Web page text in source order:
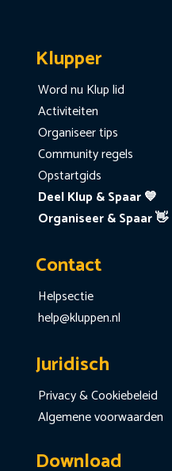
Klupper
Word nu Klup lid
Activiteiten
Organiseer tips
Community regels
Opstartgids
Deel Klup & Spaar 💙
Organiseer & Spaar 👋
Contact
Helpsectie
help@kluppen.nl
Juridisch
Privacy & Cookiebeleid
Algemene voorwaarden
Download